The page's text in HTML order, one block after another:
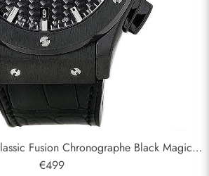
Fusion Chronographe Black Magic
45mm 521.CM.1770. RX
€499